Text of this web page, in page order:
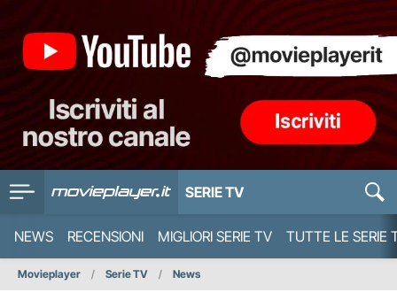
SERIE TV
NEWS RECENSIONI MIGLIORI SERIE TV TUTTE LE SERIE
Movieplayer Serie TV News